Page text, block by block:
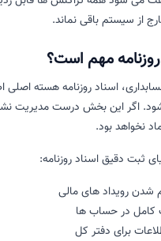
از سیستم باقی نماند.
مهم است؟
اسناد روزنامه هسته اصلی
اگر این بخش درست مدیریت
نخواهد بود.
ثبت دقیق اسناد روزنامه:
شدن رویداد های مالی
کامل در حساب ها
برای دفتر کل